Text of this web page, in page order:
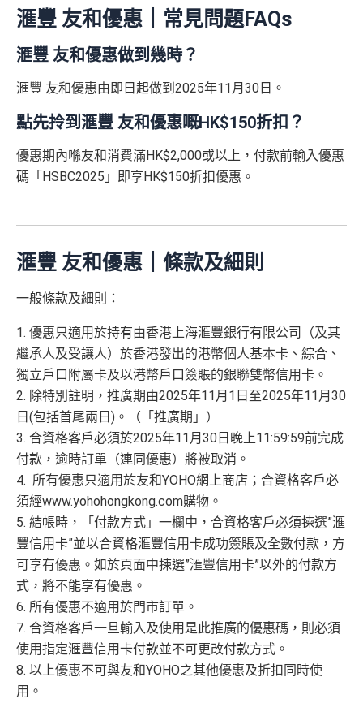
開卡門檻唔算高，年薪要求HK$15萬（即月薪HK$12,5
00）就申請到
網上繳費都有回贈
於百佳、屈臣氏及豐澤簽賬可享高達6倍「易賞錢」積
❎ 缺點
得首兩年年費豁免
ay ）唔計迎新合資格簽賬
查看更多信用卡詳情及分析...
2個月內曾取消任何滙豐個人信用卡基本卡。 迎新條款：
滙豐迎新條款
HSBC銀聯雙幣卡迎新
滙豐銀聯雙幣卡申請網址：MrMiles.hk/hsbc-unionpay-cla
ssic-apply
里先生加碼：申請完填FormMrMiles.hk/hsbc-unionpa
y-classic-form賺1個里程段+里賞金❗️（由里先生派出
#每1里賞金 ≈ HK$1，可兌換FPS轉數快回贈！詳情MrMil
滙豐銀聯雙幣卡迎新優
滙豐銀聯雙幣卡簽賬迎
新優惠*
$600「獎
賞錢」
$200「獎
賞錢」
「現金套現」 分期計劃
優惠 （≥HK$20,000，1
2個月或以上還款期）
$200「獎
賞錢」
不適用
合共高達
$800「獎
賞錢」
（相等於8,
000里）
賞錢」
（相等於2,
000里）
*持卡人需於發卡後60日內完成累積簽賬滿
求。不可獲享迎新：於合資格信用卡批核日起計之過去 1
2 個月內曾取消任何滙豐個人信用卡基本卡 迎新條款：
豐迎新條款
✅優點
滙豐滙財金卡簽賬迎新
優惠*
$600「獎
賞錢」
$200「獎
賞錢」
優惠 （≥HK$20,000，1
賞錢」
不適用
合共高達
$800「獎
賞錢」
（相等於8,
$200「獎
賞錢」
*持卡人需於發卡後60日內完成累積簽賬滿HK$5,800
求。不可獲享迎新：於合資格信用卡批核日起計之過去1
2個月內曾取消任何滙豐個人信用卡基本卡。 迎新條款：
✅優點
食中最紅自主5X類別，做到高達2.4%回贈/ $4.17=1里
經常有特別Bonus, e.g.
HSBC萬寧 HSBC百老匯
其他H
SBC信用卡優惠
HSBC信用卡優惠夠多夠密
HSBC獎賞錢轉換飛行里數無手續費，換Asia Miles更
可即時到賬
❎缺點
獎賞錢有效期於簽賬後最多2年，最少1年(按簽賬年度
計)
玩法相對複雜，要注意既限時優惠/條款/最低簽賬要求
多，唔識玩平日本地簽賬只得$25=1里
如果唔中最紅自主六類別，平日簽賬得$25=1里
滙豐滙財金卡-學生卡迎新
滙豐滙財金卡-學生卡申請網址 ：
-apply
里先生加碼： 申請完填FormMrMiles.hk/hsbc-gold-for
m 賺1個里程段+里賞金❗️（由里先生派出🎯38新會員額
外里賞金#）
#每1里賞金 ≈ HK$1，可兌換FPS轉數快回贈！詳情
滙豐滙財金卡(學生卡) 迎新
滙豐滙財金卡
－學生卡
滙豐滙財金卡
－學生卡簽賬
迎新優惠*
$300「獎賞
錢」（相等於
3,000里）
$200「獎賞
錢」（相等於
2,000里）
*持卡人需於發卡後60日內完成累積簽賬滿HK$2,000要
求。 不可獲享迎新：於合資格信用卡批核日起計之過去1
2個月內曾取消任何滙豐個人信用卡基本卡。 迎新條款：
滙豐迎新條款
✅優點
永久年費豁免
繳交學費享高達額外$400「獎賞錢」回贈
全年簽賬高達2.4%「獎賞錢」回贈
網上簽賬享高達4.4%「獎賞錢」回贈
用八達通自動增值或PayMe增值有回贈
滙豐 友和優惠｜常見問題FAQs
滙豐 友和優惠做到幾時？
滙豐 友和優惠由即日起做到2025年11月30日。
點先拎到滙豐 友和優惠嘅HK$150折扣？
優惠期內喺友和消費滿HK$2,000或以上，付款前輸入優惠
碼「HSBC2025」即享HK$150折扣優惠。
滙豐 友和優惠｜條款及細則
一般條款及細則：
1. 優惠只適用於持有由香港上海滙豐銀行有限公司（及其
繼承人及受讓人）於香港發出的港幣個人基本卡、綜合、
獨立戶口附屬卡及以港幣戶口簽賬的銀聯雙幣信用卡。
2. 除特別註明，推廣期由2025年11月1日至2025年11月30
日(包括首尾兩日)。（「推廣期」）
3. 合資格客戶必須於2025年11月30日晚上11:59:59前完成
付款，逾時訂單（連同優惠）將被取消。
4. 所有優惠只適用於友和YOHO網上商店；合資格客戶必
須經www.yohohongkong.com購物。
5. 結帳時，「付款方式」一欄中，合資格客戶必須揀選”滙
豐信用卡”並以合資格滙豐信用卡成功簽賬及全數付款，方
可享有優惠。如於頁面中揀選”滙豐信用卡”以外的付款方
式，將不能享有優惠。
6. 所有優惠不適用於門市訂單。
7. 合資格客戶一旦輸入及使用是此推廣的優惠碼，則必須
使用指定滙豐信用卡付款並不可更改付款方式。
8. 以上優惠不可與友和YOHO之其他優惠及折扣同時使
用。